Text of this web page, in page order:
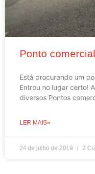
Ponto
Está procurando um
Entrou no lugar certo!
diversos Pontos
LER MAIS»
24 de julho de 2019 2